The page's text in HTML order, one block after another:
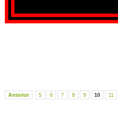
Anterior 5 6 7 8 9 10 11